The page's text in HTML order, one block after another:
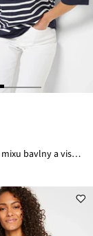
Polo tričko z mixu bavlny a viskózy